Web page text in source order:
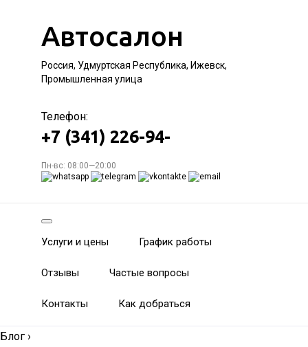
Автосалон
Россия, Удмуртская Республика, Ижевск,
Промышленная улица
Телефон:
+7 (341) 226-94-
Пн-вс: 08:00—20:00
Услуги и цены График работы
Отзывы Частые вопросы
Контакты Как добраться
Блог ›